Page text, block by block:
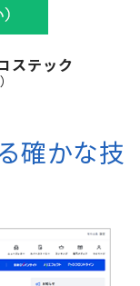
ステック
確かな技